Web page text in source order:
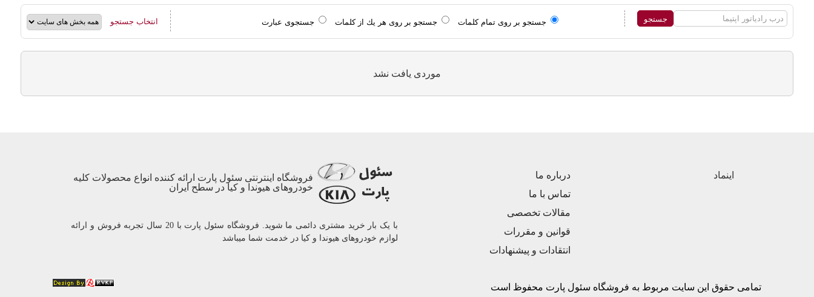
جستجو بر روی تمام كلمات جستجو بر روی هر يك از كلمات جستجوی عبارت انتخاب جستجو
موردی يافت نشد
اینماد
درباره ما
تماس با ما
مقالات تخصصی
قوانین و مقررات
انتقادات و پیشنهادات
فروشگاه اینترنتی سئول پارت ارائه کننده انواع محصولات کلیه
خودروهای هیوندا و کیا در سطح ایران
با یک بار خرید مشتری دائمی ما شوید. فروشگاه سئول پارت با 20 سال تجربه فروش و ارائه
لوازم خودروهای هیوندا و کیا در خدمت شما میباشد
تمامی حقوق این سایت مربوط به فروشگاه سئول پارت محفوظ است